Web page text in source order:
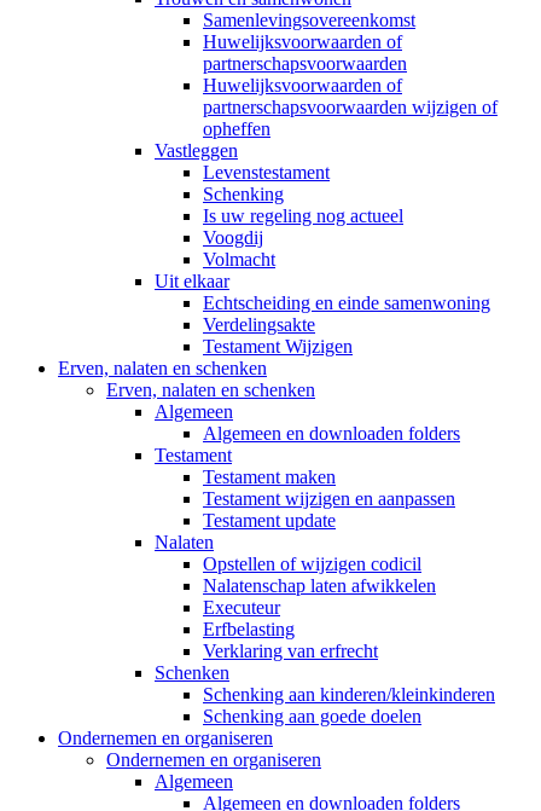
Samenlevingsovereenkomst
Huwelijksvoorwaarden of
partnerschapsvoorwaarden
Huwelijksvoorwaarden of
partnerschapsvoorwaarden wijzigen of
opheffen
Vastleggen
Levenstestament
Schenking
Is uw regeling nog actueel
Voogdij
Volmacht
Uit elkaar
Echtscheiding en einde samenwoning
Verdelingsakte
Testament Wijzigen
Erven, nalaten en schenken
Erven, nalaten en schenken
Algemeen
Algemeen en downloaden folders
Testament
Testament maken
Testament wijzigen en aanpassen
Testament update
Nalaten
Opstellen of wijzigen codicil
Nalatenschap laten afwikkelen
Executeur
Erfbelasting
Verklaring van erfrecht
Schenken
Schenking aan kinderen/kleinkinderen
Schenking aan goede doelen
Ondernemen en organiseren
Ondernemen en organiseren
Algemeen
Algemeen en downloaden folders